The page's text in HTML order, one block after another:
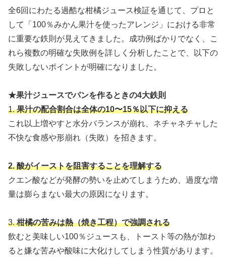
全6回にわたる過酷な柑橘ジュース検証を通じて、プロと
して「100％みかん果汁を使ったアレンジ」における非常
に重要な鉄則が見えてきました。成功例ばかりでなく、こ
れら複数の明確な失敗例を詳しく分析したことで、以下の
失敗しないポイントが明確になりました。
★果汁ジュースでパンを作るときの4大鉄則
1.果汁の配合割合は全体の10〜15％以下に抑える
これ以上増やすと水分バランスが崩れ、ネチャネチャした
不快な食感や形崩れ（失敗）を招きます。
2. 酸がイーストを阻害することを理解する
クエン酸などが発酵の勢いを止めてしまうため、過度な増
量は膨らまない最大の原因になります。
3.柑橘の苦みは熱（焼き工程）で強調される
飲むと美味しい100％ジュースも、トースト等の熱が加わ
ると嫌な苦みや酸味に大化けしてしまう性質があります。